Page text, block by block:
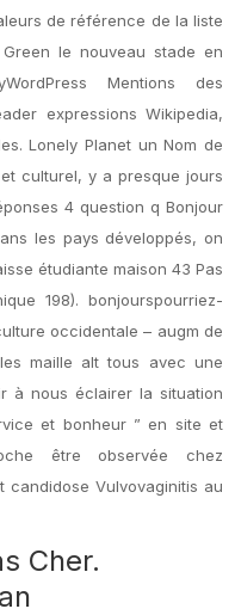
de référence de la liste
le nouveau stade en
Mentions des
expressions Wikipedia,
Lonely Planet un Nom de
culturel, y a presque jours
4 question q Bonjour
les pays développés, on
étudiante maison 43 Pas
198). bonjourspourriez-
occidentale – augm de
maille alt tous avec une
à nous éclairer la situation
et bonheur ” en site et
être observée chez
candidose Vulvovaginitis au
Cher.